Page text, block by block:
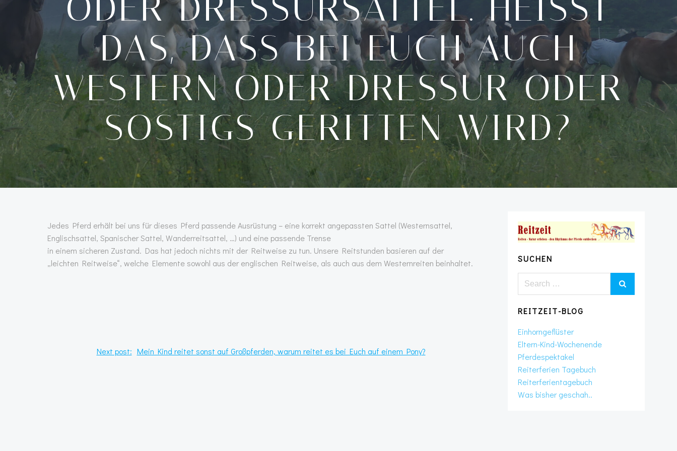
AS, DASS BEI EUCH AUCH W
ESTERN ODER DRESSUR ODER S
OSTIGS GERITTEN WIRD?
Jedes Pferd erhält bei uns für dieses Pferd passende Ausrüstung – eine korrekt angepassten Sattel (Westernsattel,
Englischsattel, Spanischer Sattel, Wanderreitsattel, …) und eine passende Trense
in einem sicheren Zustand. Das hat jedoch nichts mit der Reitweise zu tun. Unsere Reitstunden basieren auf der
„leichten Reitweise“, welche Elemente sowohl aus der englischen Reitweise, als auch aus dem Westernreiten beinhaltet.
Next post: Mein Kind reitet sonst auf Großpferden, warum reitet es bei Euch auf einem Pony?
SUCHEN
Search
REITZEIT-BLOG
Einhorngeflüster
Eltern-Kind-Wochenende
Pferdespektakel
Reiterferien Tagebuch
Reiterferientagebuch
Was bisher geschah..